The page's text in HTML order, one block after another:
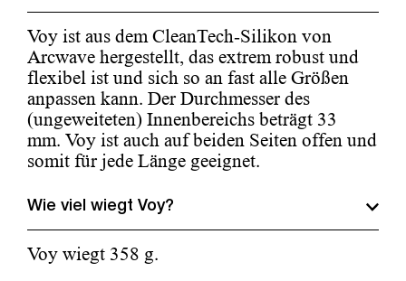
Voy ist aus dem CleanTech-Silikon von
Arcwave hergestellt, das extrem robust und
flexibel ist und sich so an fast alle Größen
anpassen kann. Der Durchmesser des
(ungeweiteten) Innenbereichs beträgt 33
mm. Voy ist auch auf beiden Seiten offen und
somit für jede Länge geeignet.
Wie viel wiegt Voy?
Voy wiegt 358 g.